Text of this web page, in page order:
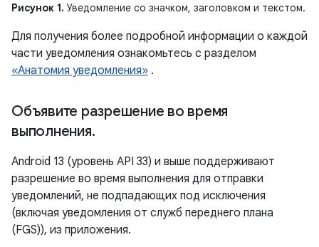
Рисунок 1. Уведомление со значком, заголовком и текстом.
Для получения более подробной информации о каждой
части уведомления ознакомьтесь с разделом
«Анатомия уведомления» .
Объявите разрешение во время
выполнения.
Android 13 (уровень API 33) и выше поддерживают
разрешение во время выполнения для отправки
уведомлений, не подпадающих под исключения
(включая уведомления от служб переднего плана
(FGS)), из приложения.